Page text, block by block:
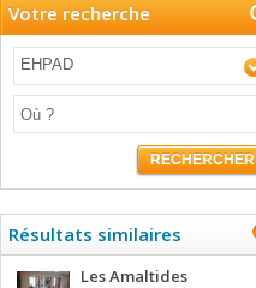
Votre recherche
EHPAD
RECHERCHER
Résultats similaires
Les Amaltides